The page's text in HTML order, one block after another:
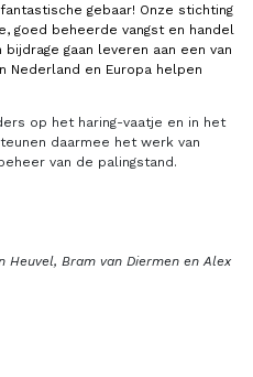
gebaar! Onze stichting
goed beheerde vangst en handel
gaan leveren aan een van
Nederland en Europa helpen
op het haring-vaatje en in het
daarmee het werk van
van de palingstand.
Heuvel, Bram van Diermen en Alex